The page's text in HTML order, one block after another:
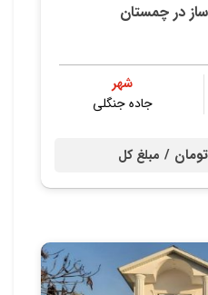
در چمستان
شهر
جاده جنگلی
مبلغ کل